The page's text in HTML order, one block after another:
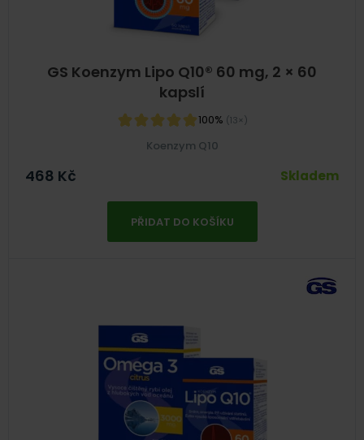
GS Koenzym Lipo Q10® 60 mg, 2 × 60
kapslí
100% (13×)
Koenzym Q10
468 Kč Skladem
PŘIDAT DO KOŠÍKU